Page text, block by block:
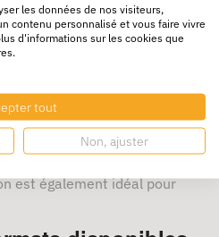
vos boîtes en un rien de
vos affaires en toute
bien les fermer avec de
de cartons de
est également idéal pour
les données de nos visiteurs,
contenu personnalisé et vous faire vivre
d'informations sur les cookies que
tout
Non, ajuster